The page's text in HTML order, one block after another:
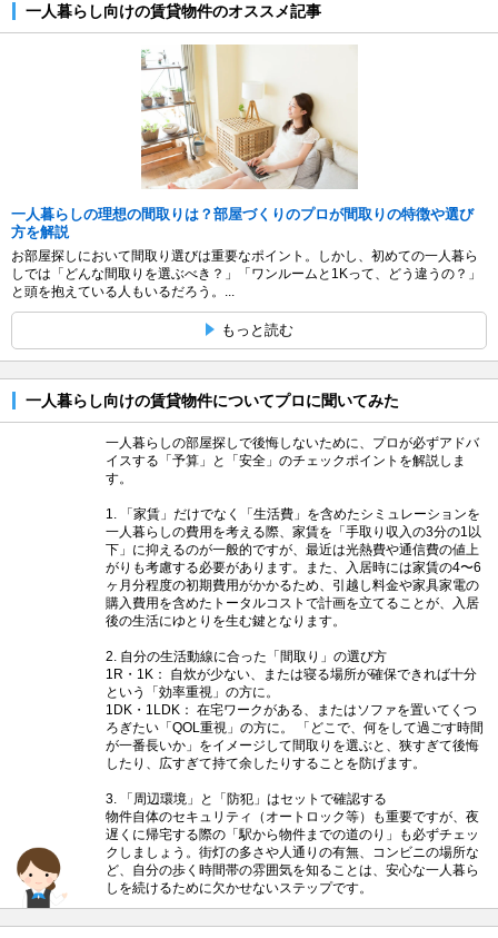
一人暮らし向けの賃貸物件のオススメ記事
一人暮らしの理想の間取りは？部屋づくりのプロが間取りの特徴や選び
方を解説
お部屋探しにおいて間取り選びは重要なポイント。しかし、初めての一人暮ら
しでは「どんな間取りを選ぶべき？」「ワンルームと1Kって、どう違うの？」
と頭を抱えている人もいるだろう。...
もっと読む
一人暮らし向けの賃貸物件についてプロに聞いてみた
一人暮らしの部屋探しで後悔しないために、プロが必ずアドバ
イスする「予算」と「安全」のチェックポイントを解説しま
す。
1. 「家賃」だけでなく「生活費」を含めたシミュレーションを
一人暮らしの費用を考える際、家賃を「手取り収入の3分の1以
下」に抑えるのが一般的ですが、最近は光熱費や通信費の値上
がりも考慮する必要があります。また、入居時には家賃の4〜6
ヶ月分程度の初期費用がかかるため、引越し料金や家具家電の
購入費用を含めたトータルコストで計画を立てることが、入居
後の生活にゆとりを生む鍵となります。
2. 自分の生活動線に合った「間取り」の選び方
1R・1K： 自炊が少ない、または寝る場所が確保できれば十分
という「効率重視」の方に。
1DK・1LDK： 在宅ワークがある、またはソファを置いてくつ
ろぎたい「QOL重視」の方に。 「どこで、何をして過ごす時間
が一番長いか」をイメージして間取りを選ぶと、狭すぎて後悔
したり、広すぎて持て余したりすることを防げます。
3. 「周辺環境」と「防犯」はセットで確認する
物件自体のセキュリティ（オートロック等）も重要ですが、夜
遅くに帰宅する際の「駅から物件までの道のり」も必ずチェッ
クしましょう。街灯の多さや人通りの有無、コンビニの場所な
ど、自分の歩く時間帯の雰囲気を知ることは、安心な一人暮ら
しを続けるために欠かせないステップです。